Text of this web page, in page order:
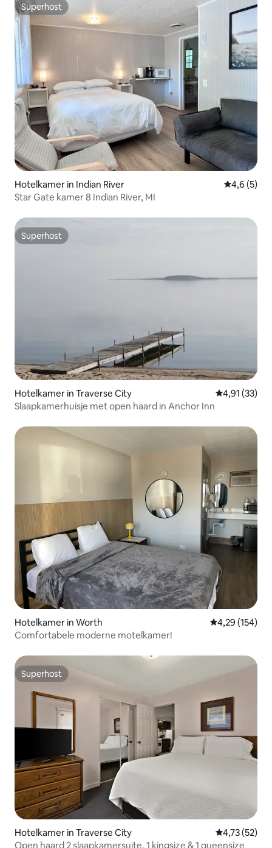
Superhost
Superhost
Hotelkamer in Indian River
4,6 (5)
Star Gate kamer 8 Indian River, MI
Superhost
Superhost
Hotelkamer in Traverse City Gemiddelde
4,91 (33)
Slaapkamerhuisje met open haard in Anchor Inn
Hotelkamer in Worth Gemiddelde
4,29 (154)
Comfortabele moderne motelkamer!
Superhost
Superhost
Hotelkamer in Traverse City Gemiddelde
4,73 (52)
Open haard 2 slaapkamersuite, 1 kingsize & 1 queensize